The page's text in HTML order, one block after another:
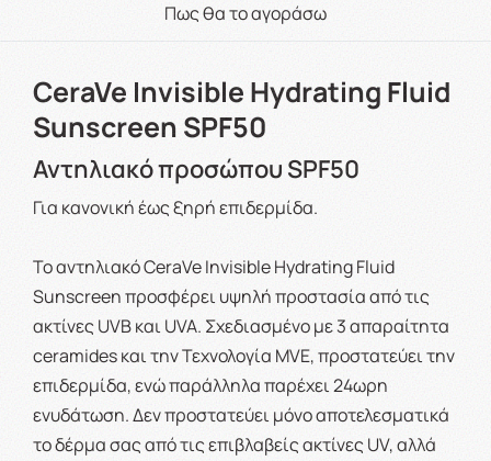
Πως θα το αγοράσω
CeraVe Invisible Hydrating Fluid
Sunscreen SPF50
Αντηλιακό προσώπου SPF50
Για κανονική έως ξηρή επιδερμίδα​.
Το αντηλιακό CeraVe Invisible Hydrating Fluid
Sunscreen προσφέρει υψηλή προστασία από τις
ακτίνες UVB και UVA. Σχεδιασμένο με 3 απαραίτητα
ceramides και την Τεχνολογία MVE, προστατεύει την
επιδερμίδα, ενώ παράλληλα παρέχει 24ωρη
ενυδάτωση. Δεν προστατεύει μόνο αποτελεσματικά
το δέρμα σας από τις επιβλαβείς ακτίνες UV, αλλά